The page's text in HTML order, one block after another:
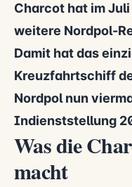
Charcot hat im
weitere Nordpol-
Damit hat das
Kreuzfahrtschiff
Nordpol nun
Indienststellung
Was die
macht